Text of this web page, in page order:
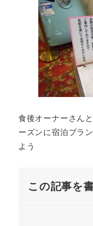
食後オーナーさ
ーズンに宿泊プラ
よう
この記事を